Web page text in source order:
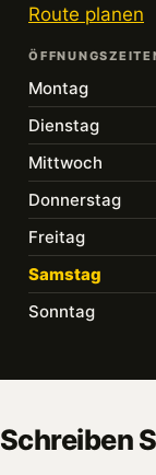
Route planen
Montag
Dienstag
Mittwoch
Donnerstag
Freitag
Samstag
Sonntag
Schreiben